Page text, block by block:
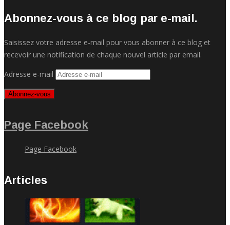
Abonnez-vous à ce blog par e-mail.
Saisissez votre adresse e-mail pour vous abonner à ce blog et
recevoir une notification de chaque nouvel article par email.
Adresse e-mail
Abonnez-vous
Page Facebook
Page Facebook
Articles